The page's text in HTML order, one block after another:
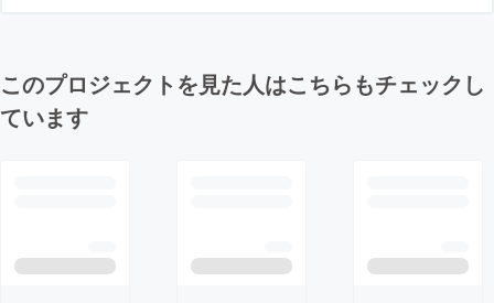
このプロジェクトを見た人はこちらもチェックし
ています